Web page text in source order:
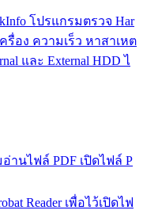
โปรแกรมตรวจ Har
อง ความเร็ว หาสาเหต
และ External HDD ไ
อ่านไฟล์ PDF เปิดไฟล์ P
Reader เพื่อไว้เปิดไฟ